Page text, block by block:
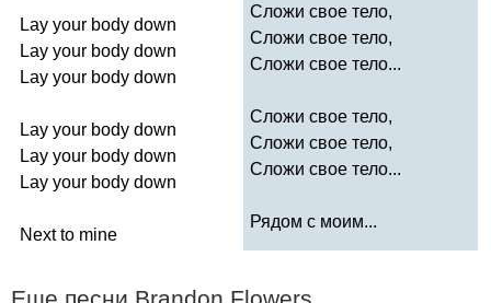
Lay your body down
Lay your body down
Lay your body down
Lay your body down
Lay your body down
Lay your body down
Next to mine
Сложи свое тело,
Сложи свое тело,
Сложи свое тело...
Сложи свое тело,
Сложи свое тело,
Сложи свое тело...
Рядом с моим...
Еще песни Brandon Flowers